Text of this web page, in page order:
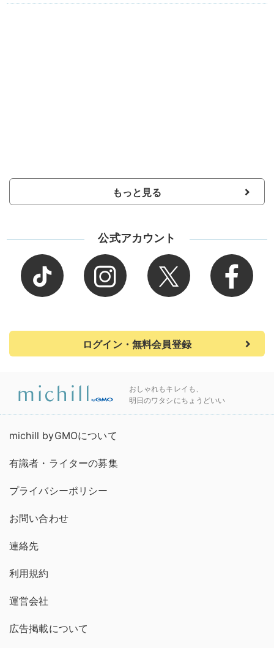
もっと見る
公式アカウント
ログイン・無料会員登録
おしゃれもキレイも、
明日のワタシにちょうどいい
michill byGMOについて
有識者・ライターの募集
プライバシーポリシー
お問い合わせ
連絡先
利用規約
運営会社
広告掲載について